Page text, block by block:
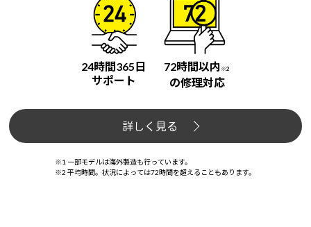
24時間365日
サポート
72時間以内 ※2
の修理対応
詳しく見る
※1 一部モデルは海外製造も行っています。
※2 平均時間。状況によっては72時間を超えることもあります。